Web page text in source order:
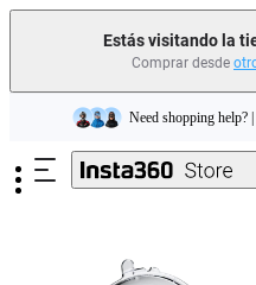
Estás visitando la
Comprar desde
Saltar al contenido principal
Insta360 Luna Ultra |
Need shopping help? |
Insta360 Luna Ultra |